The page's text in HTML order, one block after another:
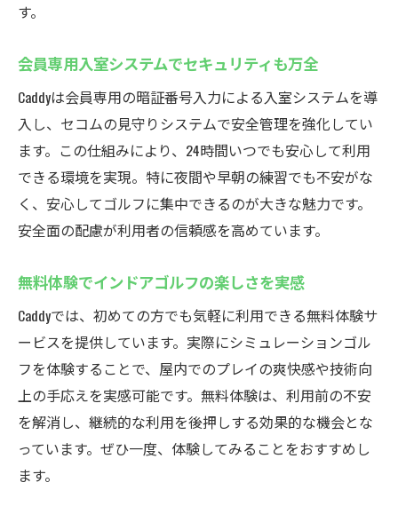
す。
会員専用入室システムでセキュリティも万全
Caddyは会員専用の暗証番号入力による入室システムを導
入し、セコムの見守りシステムで安全管理を強化してい
ます。この仕組みにより、24時間いつでも安心して利用
できる環境を実現。特に夜間や早朝の練習でも不安がな
く、安心してゴルフに集中できるのが大きな魅力です。
安全面の配慮が利用者の信頼感を高めています。
無料体験でインドアゴルフの楽しさを実感
Caddyでは、初めての方でも気軽に利用できる無料体験サ
ービスを提供しています。実際にシミュレーションゴル
フを体験することで、屋内でのプレイの爽快感や技術向
上の手応えを実感可能です。無料体験は、利用前の不安
を解消し、継続的な利用を後押しする効果的な機会とな
っています。ぜひ一度、体験してみることをおすすめし
ます。